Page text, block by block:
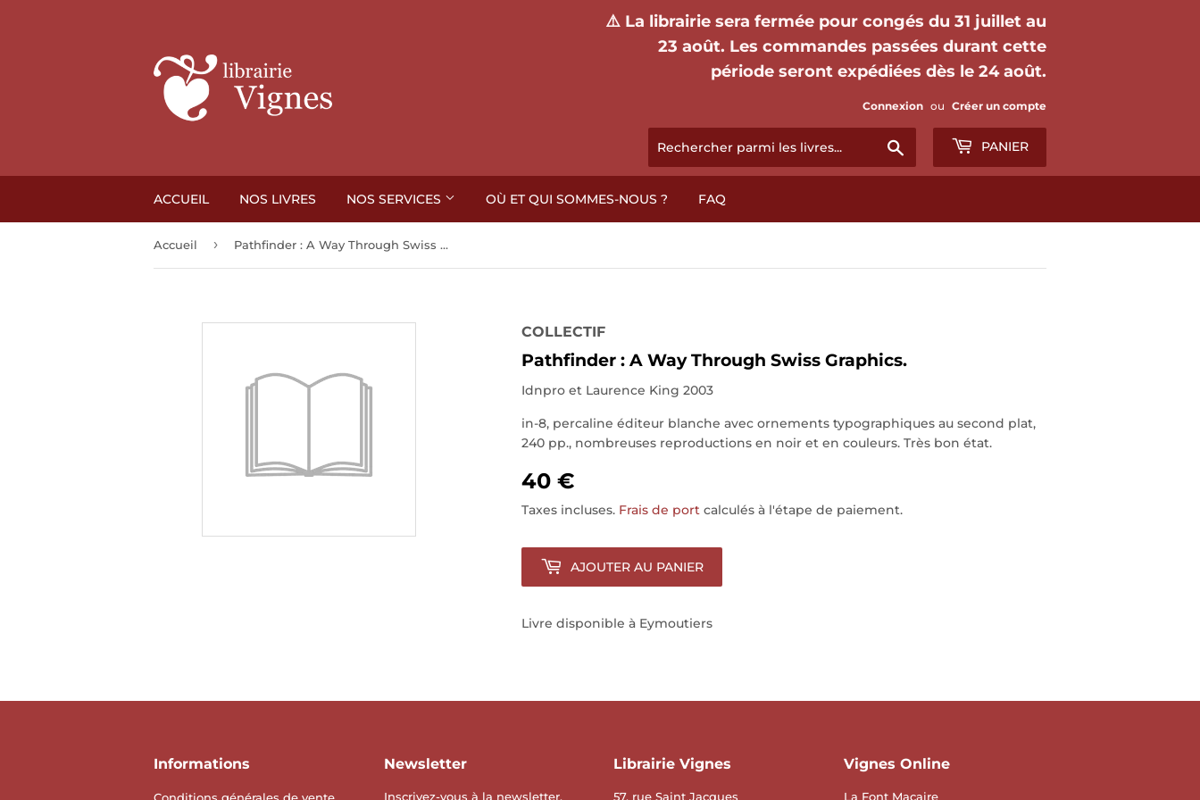
⚠️ La librairie sera fermée pour congés du 31 juillet au
23 août. Les commandes passées durant cette
période seront expédiées dès le 24 août.
Connexion ou Créer un compte
Chercher PANIER
ACCUEIL NOS LIVRES NOS SERVICES OÙ ET QUI SOMMES-NOUS ? FAQ
Accueil › Pathfinder : A Way Through Swiss Graphics.
COLLECTIF
Pathfinder : A Way Through Swiss Graphics.
Idnpro et Laurence King 2003
in-8, percaline éditeur blanche avec ornements typographiques au second plat,
240 pp., nombreuses reproductions en noir et en couleurs. Très bon état.
40 €
Taxes incluses. Frais de port calculés à l'étape de paiement.
AJOUTER AU PANIER
Livre disponible à Eymoutiers
Informations
Conditions générales de vente
Newsletter
Inscrivez-vous à la newsletter.
Librairie Vignes
57, rue Saint Jacques
Vignes Online
La Font Macaire